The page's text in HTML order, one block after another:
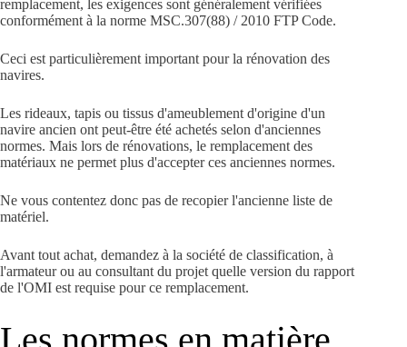
remplacement, les exigences sont généralement vérifiées
conformément à la norme MSC.307(88) / 2010 FTP Code.
Ceci est particulièrement important pour la rénovation des
navires.
Les rideaux, tapis ou tissus d'ameublement d'origine d'un
navire ancien ont peut-être été achetés selon d'anciennes
normes. Mais lors de rénovations, le remplacement des
matériaux ne permet plus d'accepter ces anciennes normes.
Ne vous contentez donc pas de recopier l'ancienne liste de
matériel.
Avant tout achat, demandez à la société de classification, à
l'armateur ou au consultant du projet quelle version du rapport
de l'OMI est requise pour ce remplacement.